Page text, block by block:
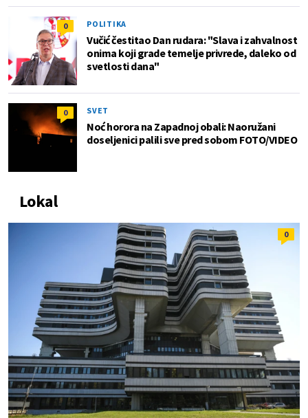
0 POLITIKA
Vučić čestitao Dan rudara: "Slava i zahvalnost
onima koji grade temelje privrede, daleko od
svetlosti dana"
0 SVET
Noć horora na Zapadnoj obali: Naoružani
doseljenici palili sve pred sobom FOTO/VIDEO
Lokal
0